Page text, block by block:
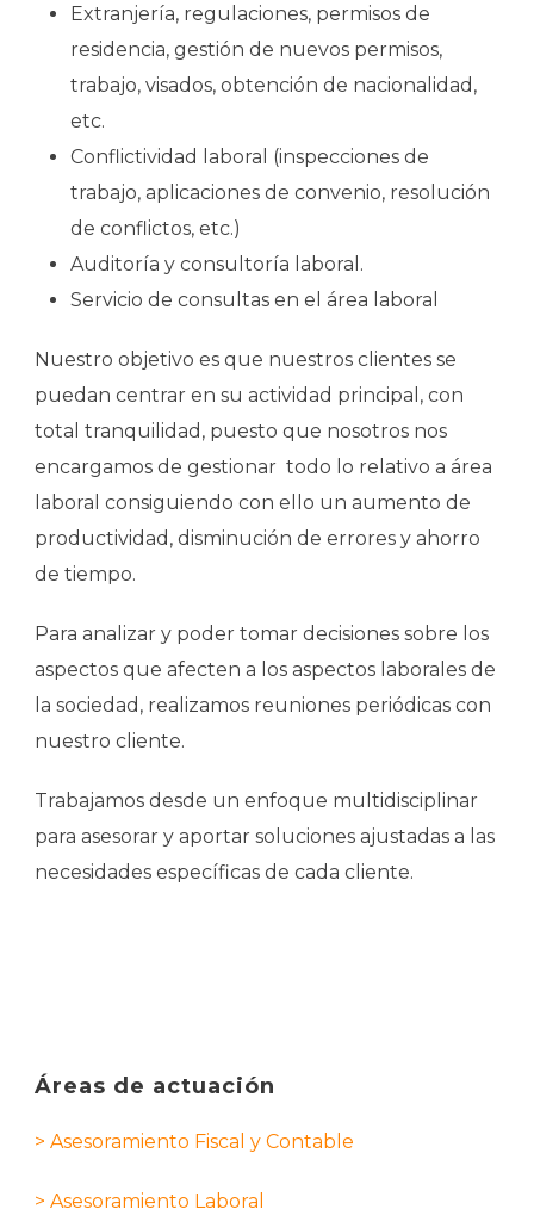
Extranjería, regulaciones, permisos de
residencia, gestión de nuevos permisos,
trabajo, visados, obtención de nacionalidad,
etc.
Conflictividad laboral (inspecciones de
trabajo, aplicaciones de convenio, resolución
de conflictos, etc.)
Auditoría y consultoría laboral.
Servicio de consultas en el área laboral
Nuestro objetivo es que nuestros clientes se
puedan centrar en su actividad principal, con
total tranquilidad, puesto que nosotros nos
encargamos de gestionar todo lo relativo a área
laboral consiguiendo con ello un aumento de
productividad, disminución de errores y ahorro
de tiempo.
Para analizar y poder tomar decisiones sobre los
aspectos que afecten a los aspectos laborales de
la sociedad, realizamos reuniones periódicas con
nuestro cliente.
Trabajamos desde un enfoque multidisciplinar
para asesorar y aportar soluciones ajustadas a las
necesidades específicas de cada cliente.
Áreas de actuación
> Asesoramiento Fiscal y Contable
> Asesoramiento Laboral